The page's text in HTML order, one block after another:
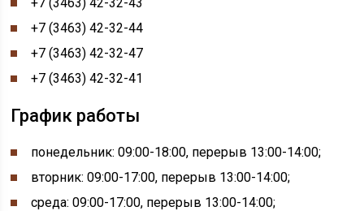
+7 (3463) 42-32-44
+7 (3463) 42-32-47
+7 (3463) 42-32-41
График работы
понедельник:09:00-18:00, перерыв 13:00-14:00;
вторник: 09:00-17:00, перерыв 13:00-14:00;
среда: 09:00-17:00, перерыв 13:00-14:00;